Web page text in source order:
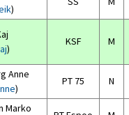
)
)
KSF M
Anne
)
PT 75 N
Marko